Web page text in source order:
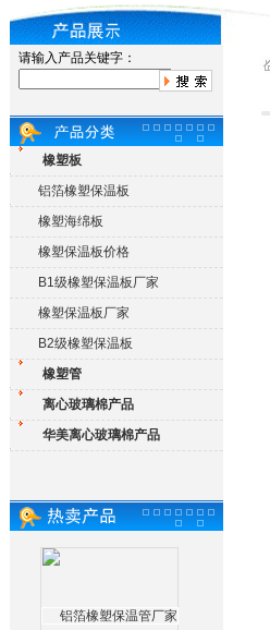
请输入产品关键字：
橡塑板
铝箔橡塑保温板
橡塑海绵板
橡塑保温板价格
B1级橡塑保温板厂家
橡塑保温板厂家
B2级橡塑保温板
橡塑管
离心玻璃棉产品
华美离心玻璃棉产品